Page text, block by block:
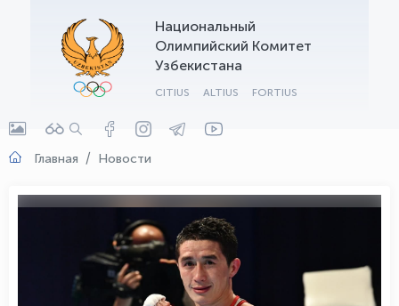
Национальный
Олимпийский Комитет
Узбекистана
CITIUS ALTIUS FORTIUS
Главная Новости
OLYMPCHIK AI - yordamchi
Онлайн · olympic.uz